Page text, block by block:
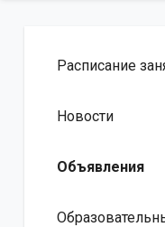
Расписание
Новости
Объявления